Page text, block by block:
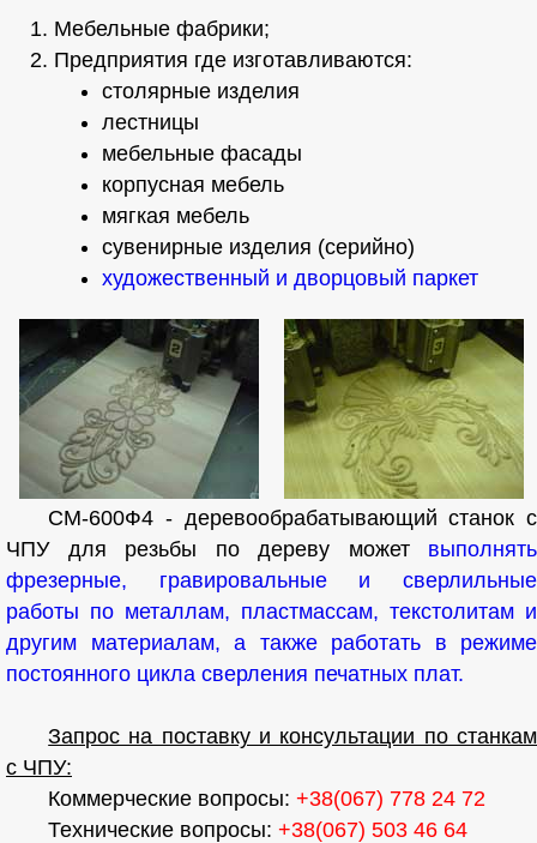
Мебельные фабрики;
Предприятия где изготавливаются:
столярные изделия
лестницы
мебельные фасады
корпусная мебель
мягкая мебель
сувенирные изделия (серийно)
художественный и дворцовый паркет
СМ-600Ф4 - деревообрабатывающий станок с
ЧПУ для резьбы по дереву может выполнять
фрезерные, гравировальные и сверлильные
работы по металлам, пластмассам, текстолитам и
другим материалам, а также работать в режиме
постоянного цикла сверления печатных плат.
Запрос на поставку и консультации по станкам
с ЧПУ:
Коммерческие вопросы:+38(067) 778 24 72
Технические вопросы:+38(067) 503 46 64